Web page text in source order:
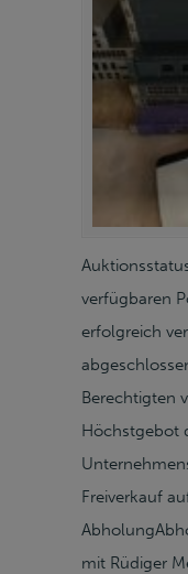
verfügbaren
erfolgreich
Berechtigten
Höchstgebot
Freiverkauf
mit Rüdiger